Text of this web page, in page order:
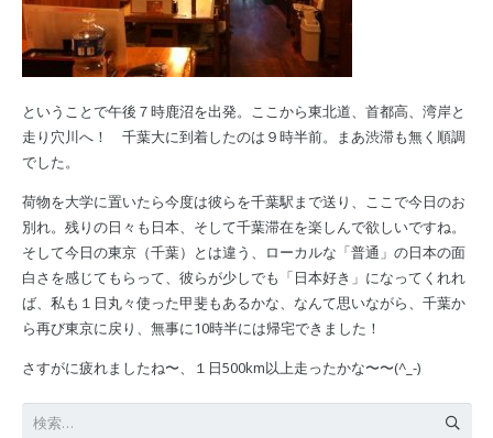
ということで午後７時鹿沼を出発。ここから東北道、首都高、湾岸と
走り穴川へ！ 千葉大に到着したのは９時半前。まあ渋滞も無く順調
でした。
荷物を大学に置いたら今度は彼らを千葉駅まで送り、ここで今日のお
別れ。残りの日々も日本、そして千葉滞在を楽しんで欲しいですね。
そして今日の東京（千葉）とは違う、ローカルな「普通」の日本の面
白さを感じてもらって、彼らが少しでも「日本好き」になってくれれ
ば、私も１日丸々使った甲斐もあるかな、なんて思いながら、千葉か
ら再び東京に戻り、無事に10時半には帰宅できました！
さすがに疲れましたね〜、１日500km以上走ったかな〜〜(^_-)